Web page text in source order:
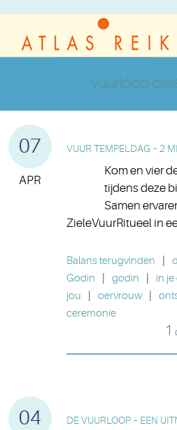
vuurloop
07
APR
VUUR TEMPELDAG – 2
Kom en vier
tijdens deze
Samen
ZieleVuurRitueel in
Balans terugvinden
Godin
godin in
jou
oervrouw
ceremonie
1
04 DE VUURLOOP – EEN